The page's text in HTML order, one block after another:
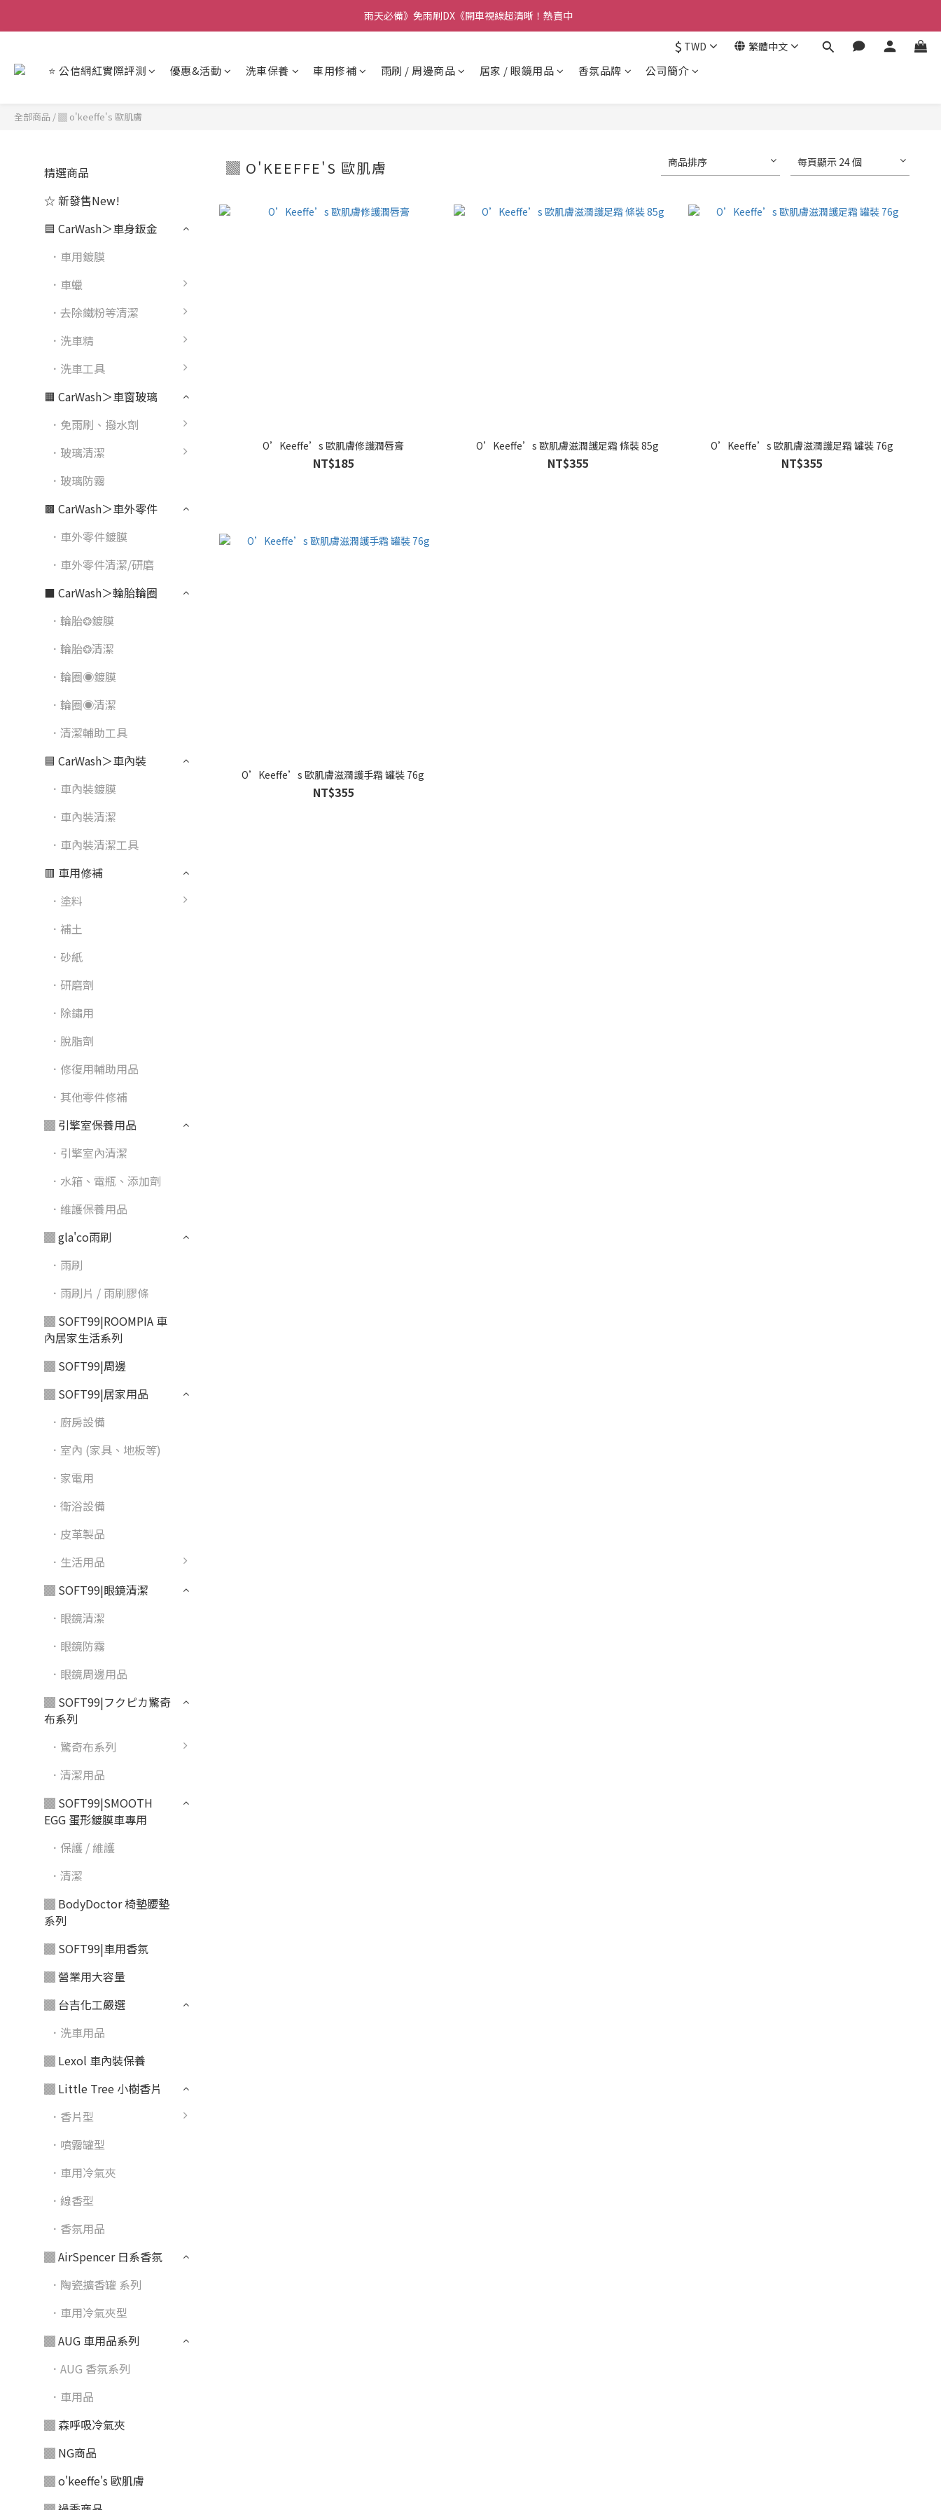
【重要】本公司不會在假日、非上班時段以電話連絡，若有疑慮請聯絡我們確認。
雨天必備》免雨刷DX《開車視線超清晰！熱賣中
$ TWD 繁體中文
⭐ 公信網紅實際評測 優惠&活動 洗車保養 車用修補 雨刷 / 周邊商品 居家 / 眼鏡用品 香氛品牌 公司簡介
全部商品 /▓ o'keeffe's 歐肌膚
精選商品
☆ 新發售New!
🟦 CarWash＞車身鈑金
．車用鍍膜
．車蠟
．去除鐵粉等清潔
．洗車精
．洗車工具
🟧 CarWash＞車窗玻璃
．免雨刷、撥水劑
．玻璃清潔
．玻璃防霧
🟫 CarWash＞車外零件
．車外零件鍍膜
．車外零件清潔/研磨
⬛ CarWash＞輪胎輪圈
．輪胎❂鍍膜
．輪胎❂清潔
．輪圈◉鍍膜
．輪圈◉清潔
．清潔輔助工具
🟦 CarWash＞車內裝
．車內裝鍍膜
．車內裝清潔
．車內裝清潔工具
🟥 車用修補
．塗料
．補土
．砂紙
．研磨劑
．除鏽用
．脫脂劑
．修復用輔助用品
．其他零件修補
▓ 引擎室保養用品
．引擎室內清潔
．水箱、電瓶、添加劑
．維護保養用品
▓ gla'co雨刷
．雨刷
．雨刷片 / 雨刷膠條
▓ SOFT99|ROOMPIA 車
內居家生活系列
▓ SOFT99|周邊
▓ SOFT99|居家用品
．廚房設備
．室內 (家具、地板等)
．家電用
．衛浴設備
．皮革製品
．生活用品
▓ SOFT99|眼鏡清潔
．眼鏡清潔
．眼鏡防霧
．眼鏡周邊用品
▓ SOFT99|フクピカ驚奇
布系列
．驚奇布系列
．清潔用品
▓ SOFT99|SMOOTH
EGG 蛋形鍍膜車專用
．保護 / 維護
．清潔
▓ BodyDoctor 椅墊腰墊
系列
▓ SOFT99|車用香氛
▓ 營業用大容量
▓ 台吉化工嚴選
．洗車用品
▓ Lexol 車內裝保養
▓ Little Tree 小樹香片
．香片型
．噴霧罐型
．車用冷氣夾
．線香型
．香氛用品
▓ AirSpencer 日系香氛
．陶瓷擴香罐 系列
．車用冷氣夾型
▓ AUG 車用品系列
．AUG 香氛系列
．車用品
▓ 森呼吸冷氣夾
▓ NG商品
▓ o'keeffe's 歐肌膚
▓ O'KEEFFE'S 歐肌膚 商品排序 每頁顯示 24 個
O’Keeffe’s 歐肌膚修護潤唇膏
NT$185
O’Keeffe’s 歐肌膚滋潤護足霜 條裝 85g
NT$355
O’Keeffe’s 歐肌膚滋潤護足霜 罐裝 76g
NT$355
O’Keeffe’s 歐肌膚滋潤護手霜 罐裝 76g
NT$355